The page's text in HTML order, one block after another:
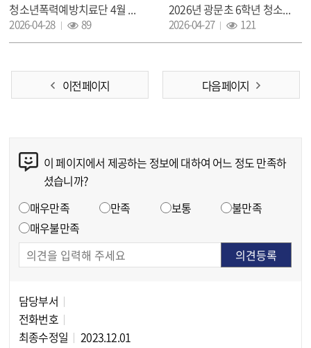
청소년폭력예방치료단 4월 전문가 사례회의(슈퍼비전)
2026-04-28 89
2026년 광문초 6학년 청소년성장교육사업 진행
2026-04-27 121
이전 페이지 다음 페이지
이 페이지에서 제공하는 정보에 대하여 어느 정도 만족하
셨습니까?
매우만족 만족 보통
불만족
매우불만족
담당부서
전화번호
최종수정일
2023.12.01